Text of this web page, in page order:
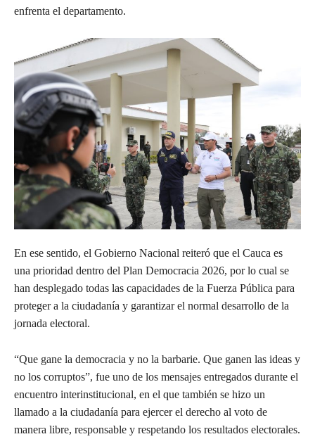
enfrenta el departamento.
En ese sentido, el Gobierno Nacional reiteró que el Cauca es
una prioridad dentro del Plan Democracia 2026, por lo cual se
han desplegado todas las capacidades de la Fuerza Pública para
proteger a la ciudadanía y garantizar el normal desarrollo de la
jornada electoral.
“Que gane la democracia y no la barbarie. Que ganen las ideas y
no los corruptos”, fue uno de los mensajes entregados durante el
encuentro interinstitucional, en el que también se hizo un
llamado a la ciudadanía para ejercer el derecho al voto de
manera libre, responsable y respetando los resultados electorales.